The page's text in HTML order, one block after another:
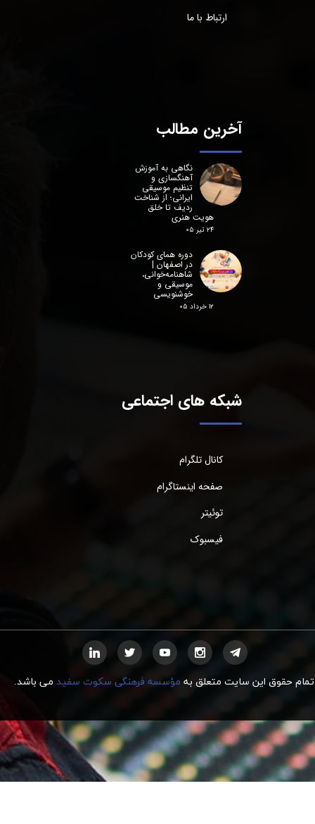
ارتباط با ما
آخرین مطالب
نگاهی به آموزش
آهنگسازی و
تنظیم موسیقی
ایرانی؛ از شناخت
ردیف تا خلق
هویت هنری
۲۴ تیر ۰۵
دوره همای کودکان
در اصفهان |
شاهنامه‌خوانی،
موسیقی و
خوشنویسی
۱۲ خرداد ۰۵
شبکه های اجتماعی
کانال تلگرام
صفحه اینستاگرام
توئیتر
فیسبوک
تمام حقوق این سایت متعلق به مؤسسه فرهنگی سکوت سفید میباشد.